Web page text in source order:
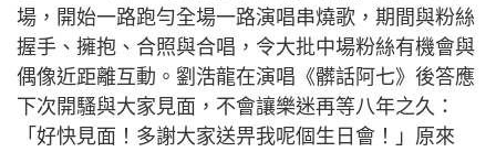
場，開始一路跑勻全場一路演唱串燒歌，期間與粉絲
握手、擁抱、合照與合唱，令大批中場粉絲有機會與
偶像近距離互動。劉浩龍在演唱《髒話阿七》後答應
下次開騷與大家見面，不會讓樂迷再等八年之久：
「好快見面！多謝大家送畀我呢個生日會！」原來